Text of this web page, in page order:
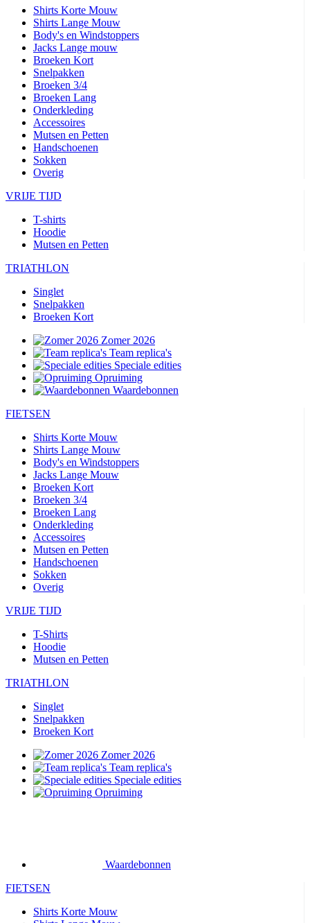
Shirts Korte Mouw
Shirts Lange Mouw
Body's en Windstoppers
Jacks Lange mouw
Broeken Kort
Snelpakken
Broeken 3/4
Broeken Lang
Onderkleding
Accessoires
Mutsen en Petten
Handschoenen
Sokken
Overig
VRIJE TIJD
T-shirts
Hoodie
Mutsen en Petten
TRIATHLON
Singlet
Snelpakken
Broeken Kort
Zomer 2026
Team replica's
Speciale edities
Opruiming
Waardebonnen
FIETSEN
Shirts Korte Mouw
Shirts Lange Mouw
Body's en Windstoppers
Jacks Lange Mouw
Broeken Kort
Broeken 3/4
Broeken Lang
Onderkleding
Accessoires
Mutsen en Petten
Handschoenen
Sokken
Overig
VRIJE TIJD
T-Shirts
Hoodie
Mutsen en Petten
TRIATHLON
Singlet
Snelpakken
Broeken Kort
Zomer 2026
Team replica's
Speciale edities
Opruiming
Waardebonnen
FIETSEN
Shirts Korte Mouw